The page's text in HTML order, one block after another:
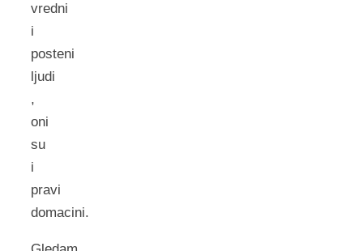
vredni
i
posteni
ljudi
,
oni
su
i
pravi
domacini.